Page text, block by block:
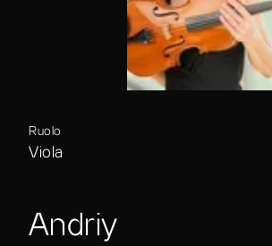
Ruolo
Viola
Andriy